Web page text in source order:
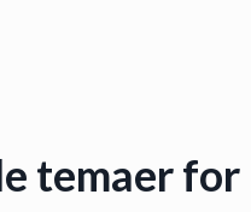
temaer for